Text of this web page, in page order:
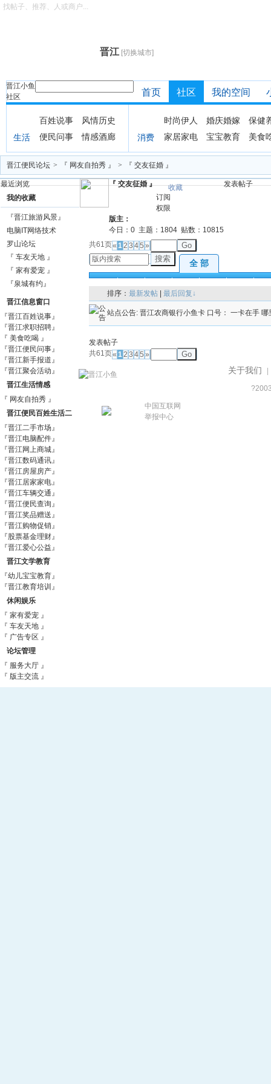
晋江 [切换城市]
晋江小鱼
社区
找帖子、推荐、人或商户...
首页 社区 我的空间
生活
百姓说事
风情历史
便民问事
情感酒廊 消费
时尚伊人 婚庆婚嫁
保健
家居家电
宝宝教育 美食
晋江便民论坛 > 『 网友自拍秀 』 > 『 交友征婚 』
最近浏览
我的收藏
『晋江旅游风景』
电脑IT网络技术
罗山论坛
『 车友天地 』
『 家有爱宠 』
『泉城有约』
晋江信息窗口
『晋江百姓说事』
『晋江求职招聘』
『 美食吃喝 』
『晋江便民问事』
『晋江新手报道』
『晋江聚会活动』
晋江生活情感
『 网友自拍秀 』
晋江便民百姓生活二
手信息市场
『晋江二手市场』
『晋江电脑配件』
『晋江网上商城』
『晋江数码通讯』
『晋江房屋房产』
『晋江居家家电』
『晋江车辆交通』
『晋江便民查询』
『晋江奖品赠送』
『晋江购物促销』
『股票基金理财』
『晋江爱心公益』
晋江文学教育
『幼儿宝宝教育』
『晋江教育培训』
休闲娱乐
『 家有爱宠 』
『 车友天地 』
『 广告专区 』
论坛管理
『 服务大厅 』
『 版主交流 』
『 交友征婚 』
收藏
订阅
权限
版主：
今日： 0 主题： 1804 贴数： 10815
发表帖子
« 12 3 45 »
共61页
Go
搜索
全 部
排序： 最新发帖 最后回复↓
站点公告: 晋江农商银行小鱼卡 口号： 一卡在手
发表帖子
« 12 3 45 »
共61页 Go
关于我们
中国互联网
举报中心